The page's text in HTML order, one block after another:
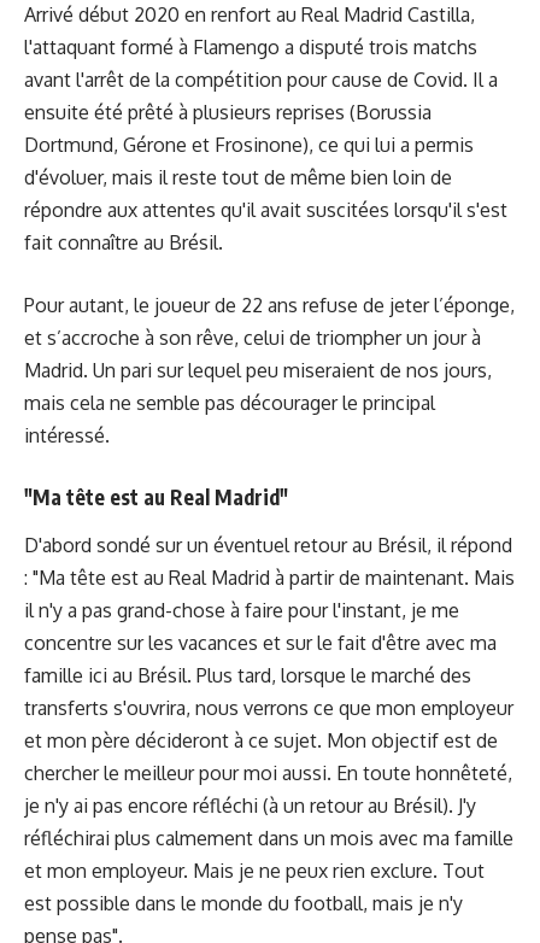
Arrivé début 2020 en renfort au Real Madrid Castilla,
l'attaquant formé à Flamengo a disputé trois matchs
avant l'arrêt de la compétition pour cause de Covid. Il a
ensuite été prêté à plusieurs reprises (Borussia
Dortmund, Gérone et Frosinone), ce qui lui a permis
d'évoluer, mais il reste tout de même bien loin de
répondre aux attentes qu'il avait suscitées lorsqu'il s'est
fait connaître au Brésil.
Pour autant, le joueur de 22 ans refuse de jeter l’éponge,
et s’accroche à son rêve, celui de triompher un jour à
Madrid. Un pari sur lequel peu miseraient de nos jours,
mais cela ne semble pas décourager le principal
intéressé.
"Ma tête est au Real Madrid"
D'abord sondé sur un éventuel retour au Brésil, il répond
: "Ma tête est au Real Madrid à partir de maintenant. Mais
il n'y a pas grand-chose à faire pour l'instant, je me
concentre sur les vacances et sur le fait d'être avec ma
famille ici au Brésil. Plus tard, lorsque le marché des
transferts s'ouvrira, nous verrons ce que mon employeur
et mon père décideront à ce sujet. Mon objectif est de
chercher le meilleur pour moi aussi. En toute honnêteté,
je n'y ai pas encore réfléchi (à un retour au Brésil). J'y
réfléchirai plus calmement dans un mois avec ma famille
et mon employeur. Mais je ne peux rien exclure. Tout
est possible dans le monde du football, mais je n'y
pense pas".